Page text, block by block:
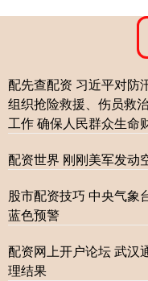
配先查配资 习近平对防
组织抢险救援、伤员救
工作 确保人民群众生命
配资世界 刚刚美军发动
股市配资技巧 中央气象
蓝色预警
配资网上开户论坛 武汉
理结果